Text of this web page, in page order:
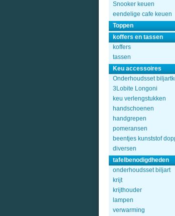
Snooker keuen
eendelige cafe keuen
Toppen
koffers en tassen
koffers
tassen
Keu accessoires
Onderhoudsset
3Lobite Longoni
keu verlengstukken
handschoenen
handgrepen
pomeransen
beentjes kunststof
diversen
tafelbenodigdheden
onderhoudsset biljart
krijt
krijthouder
lampen
verwarming